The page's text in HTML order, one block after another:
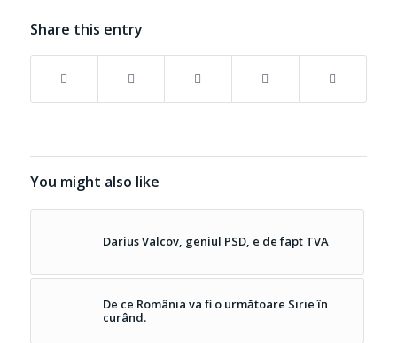
Share this entry
You might also like
Darius Valcov, geniul PSD, e de fapt TVA
De ce România va fi o următoare Sirie în
curând.